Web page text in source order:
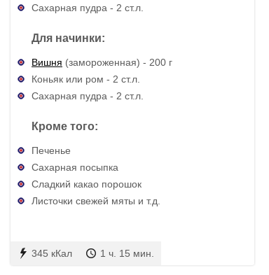
Сахарная пудра - 2 ст.л.
Для начинки:
Вишня (замороженная) - 200 г
Коньяк или ром - 2 ст.л.
Сахарная пудра - 2 ст.л.
Кроме того:
Печенье
Сахарная посыпка
Сладкий какао порошок
Листочки свежей мяты и т.д.
345 кКал 1 ч. 15 мин.